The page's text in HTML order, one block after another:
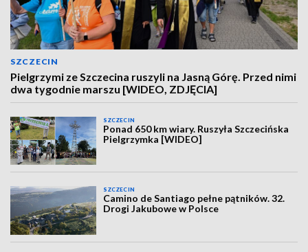
SZCZECIN
Pielgrzymi ze Szczecina ruszyli na Jasną Górę. Przed nimi
dwa tygodnie marszu [WIDEO, ZDJĘCIA]
SZCZECIN
Ponad 650 km wiary. Ruszyła Szczecińska
Pielgrzymka [WIDEO]
SZCZECIN
Camino de Santiago pełne pątników. 32.
Drogi Jakubowe w Polsce